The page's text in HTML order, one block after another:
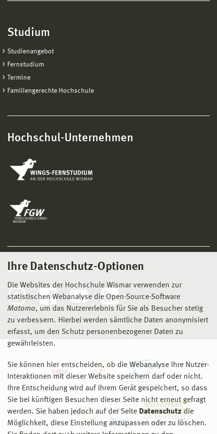
Ihre Datenschutz-Optionen
Die Websites der Hochschule Wismar verwenden zur
statistischen Webanalyse die Open-Source-Software
Matomo, um das Nutzererlebnis für Sie als Besucher stetig
zu verbessern. Hierbei werden sämtliche Daten anonymisiert
erfasst, um den Schutz personenbezogener Daten zu
gewährleisten.
Sie können hier entscheiden, ob die Webanalyse Ihre Nutzer-
Interaktionen mit dieser Website speichern darf oder nicht.
Ihre Entscheidung wird auf ihrem Gerät gespeichert, so dass
Sie bei künftigen Besuchen dieser Seite nicht erneut gefragt
werden. Sie haben jedoch auf der Seite Datenschutz die
Möglichkeit, diese Einstellung anzupassen oder zu löschen.
Studium
Studienangebot
Fernstudium
Termine
Familiengerechte Hochschule
Hochschul-Unternehmen
Social Media